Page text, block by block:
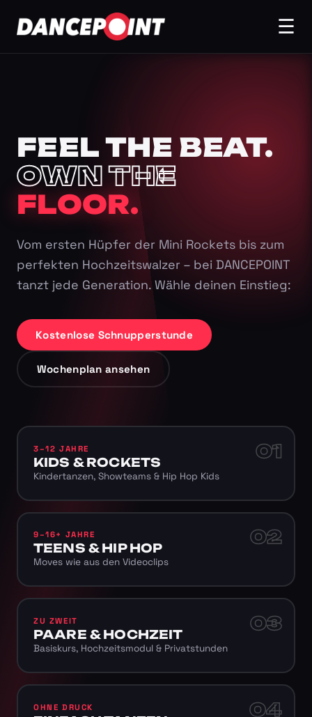
☰
FEEL THE BEAT.
OWN THE
FLOOR.
Vom ersten Hüpfer der Mini Rockets bis zum
perfekten Hochzeitswalzer – bei DANCEPOINT
tanzt jede Generation. Wähle deinen Einstieg:
Kostenlose Schnupperstunde
Wochenplan ansehen
01
3–12 JAHRE
KIDS & ROCKETS
Kindertanzen, Showteams & Hip Hop Kids
02
9–16+ JAHRE
TEENS & HIP HOP
Moves wie aus den Videoclips
03
ZU ZWEIT
PAARE & HOCHZEIT
Basiskurs, Hochzeitsmodul & Privatstunden
04
OHNE DRUCK